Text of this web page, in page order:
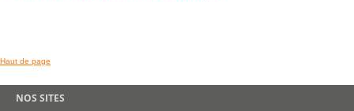
Haut de page
NOS SITES